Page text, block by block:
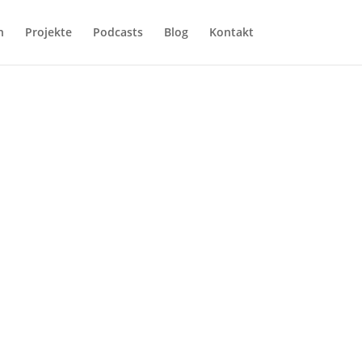
Projekte Podcasts Blog Kontakt